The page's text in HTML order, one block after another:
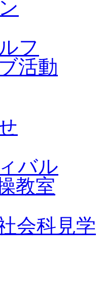
フ
活動
バル
教室
会科見学